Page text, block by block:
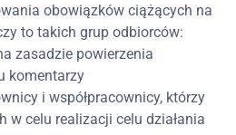
obowiązków ciążących na
to takich grup odbiorców:
zasadzie powierzenia
komentarzy
i współpracownicy, którzy
w celu realizacji celu działania